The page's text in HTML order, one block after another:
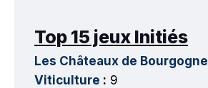
Top 15 jeux Initiés
Les Châteaux de Bourgogne
Viticulture : 9